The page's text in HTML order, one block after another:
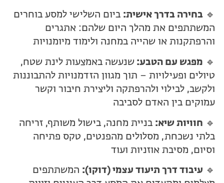
🔹 בחירה בדרך אישית: ביום השלישי למסע בוחרים
המשתתפים את מהלך היום שלהם: אתגרים
והרפתקנות או שהייה במחנה ולימוד מיומנויות
🔹 מפגש עם הטבע: שנעשה באמצעות לינת שטח,
טיולים ופעילויות – תוך מגוון הזדמנויות להתבוננות
ולקשב, לבילוי ולהרפתקה וליצירת חיבור וקשר
עמוקים בין האדם לסביבה
🔹 חוויות שיא: בניית מחנה, בישול משותף, זריחה
בלתי נשכחת, מסלולים מהפנטים, טקס פתיחה
וסיום, מסיבת אוזניות ועוד
🔹 עיבוד דרך תיעוד עצמי (דוקו): המשתתפים